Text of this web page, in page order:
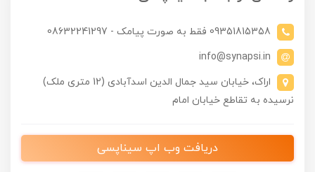
09351815358 فقط به صورت پیامک - 08632241297
info@synapsi.in
اراک، خیابان سید جمال الدین اسدآبادی (12 متری ملک)
نرسیده به تقاطع خیابان امام
دریافت وب اپ سیناپسی